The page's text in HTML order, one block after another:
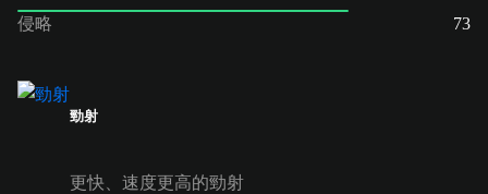
侵略
73
勁射
更快、速度更高的勁射